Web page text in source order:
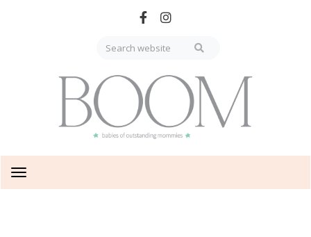
Toggle
navigation